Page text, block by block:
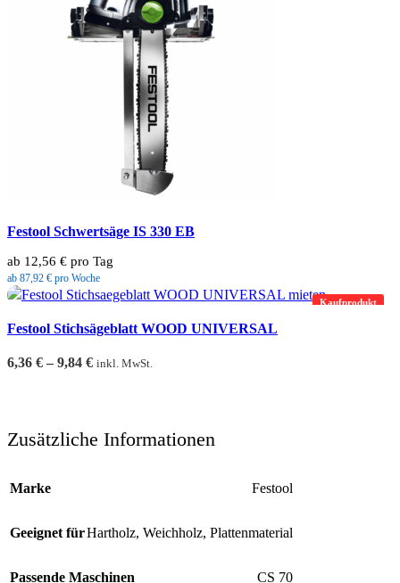
Festool Schwertsäge IS 330 EB
ab 12,56 € pro Tag
ab 87,92 € pro Woche
Kaufprodukt
Festool Stichsägeblatt WOOD UNIVERSAL
6,36 € – 9,84 € inkl. MwSt.
Zusätzliche Informationen
Marke Festool
Geeignet fürHartholz, Weichholz, Plattenmaterial
Passende Maschinen CS 70